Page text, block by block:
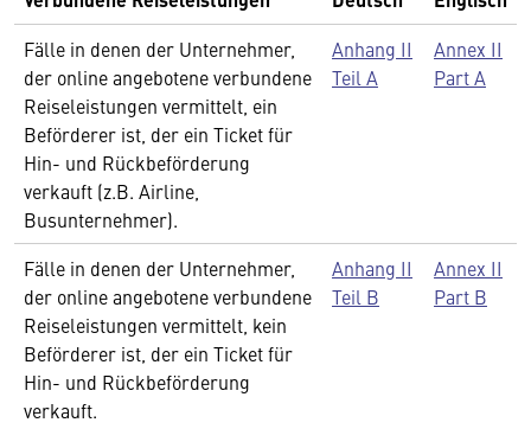
Fälle in denen der Unternehmer,
der online angebotene verbundene
Reiseleistungen vermittelt, ein
Beförderer ist, der ein Ticket für
Hin- und Rückbeförderung
verkauft (z.B. Airline,
Busunternehmer).
Anhang II
Teil A
Annex II
Part A
Fälle in denen der Unternehmer,
der online angebotene verbundene
Reiseleistungen vermittelt, kein
Beförderer ist, der ein Ticket für
Hin- und Rückbeförderung
verkauft.
Anhang II
Teil B
Annex II
Part B